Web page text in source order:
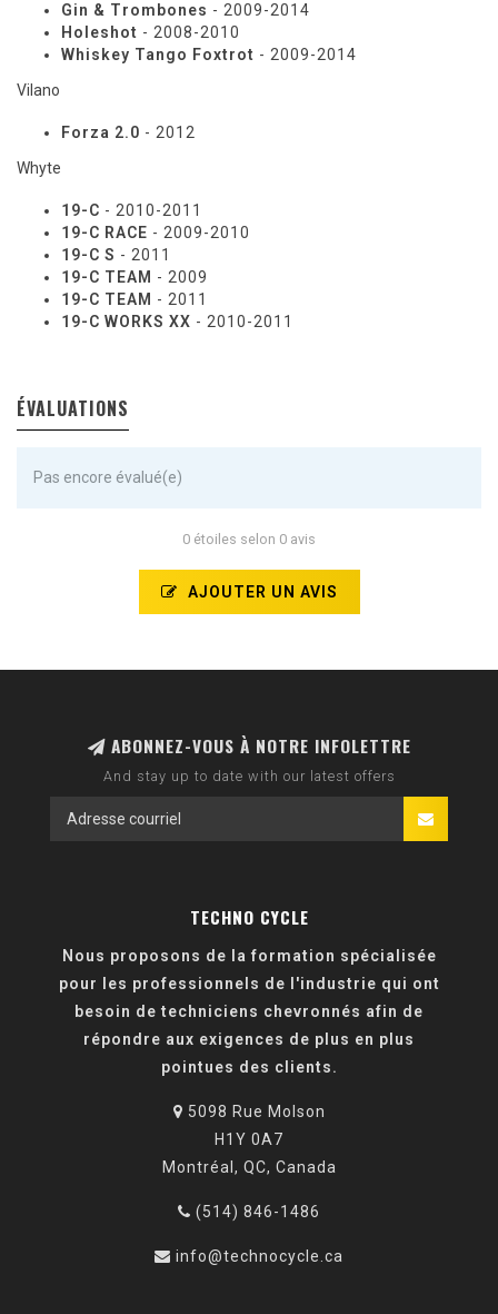
Gin & Trombones - 2009-2014
Holeshot - 2008-2010
Whiskey Tango Foxtrot - 2009-2014
Vilano
Forza 2.0 - 2012
Whyte
19-C - 2010-2011
19-C RACE - 2009-2010
19-C S - 2011
19-C TEAM - 2009
19-C TEAM - 2011
19-C WORKS XX - 2010-2011
ÉVALUATIONS
Pas encore évalué(e)
0 étoiles selon 0 avis
AJOUTER UN AVIS
ABONNEZ-VOUS À NOTRE INFOLETTRE
And stay up to date with our latest offers
TECHNO CYCLE
Nous proposons de la formation spécialisée
pour les professionnels de l'industrie qui ont
besoin de techniciens chevronnés afin de
répondre aux exigences de plus en plus
pointues des clients.
5098 Rue Molson
H1Y 0A7
Montréal, QC, Canada
(514) 846-1486
info@technocycle.ca